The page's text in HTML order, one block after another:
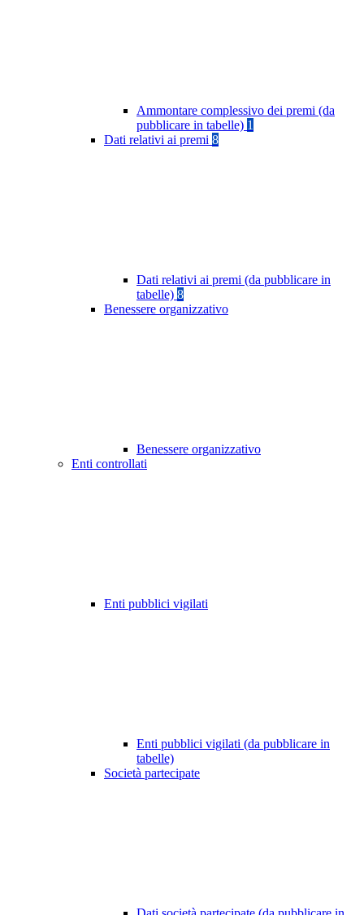
Ammontare complessivo dei premi (da
pubblicare in tabelle) 1
Dati relativi ai premi 8
Dati relativi ai premi (da pubblicare in
tabelle) 8
Benessere organizzativo
Benessere organizzativo
Enti controllati
Enti pubblici vigilati
Enti pubblici vigilati (da pubblicare in
tabelle)
Società partecipate